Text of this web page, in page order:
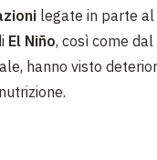
legate in parte
El Niño, così come
hanno visto